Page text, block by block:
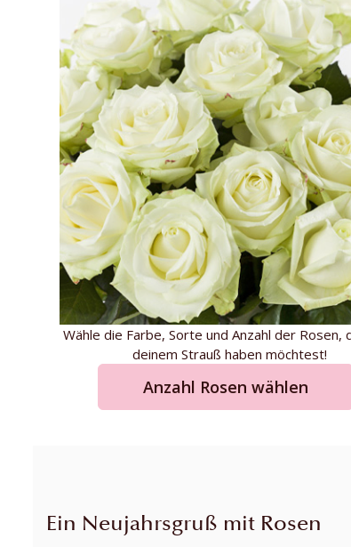
Wähle die Farbe, Sorte und Anzahl der Rosen,
deinem Strauß haben möchtest!
Anzahl Rosen wählen
Ein Neujahrsgruß mit Rosen